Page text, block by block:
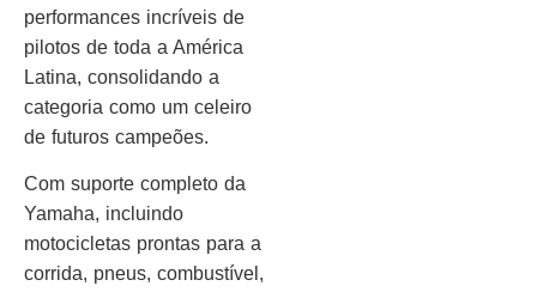
performances incríveis de
pilotos de toda a América
Latina, consolidando a
categoria como um celeiro
de futuros campeões.
Com suporte completo da
Yamaha, incluindo
motocicletas prontas para a
corrida, pneus, combustível,